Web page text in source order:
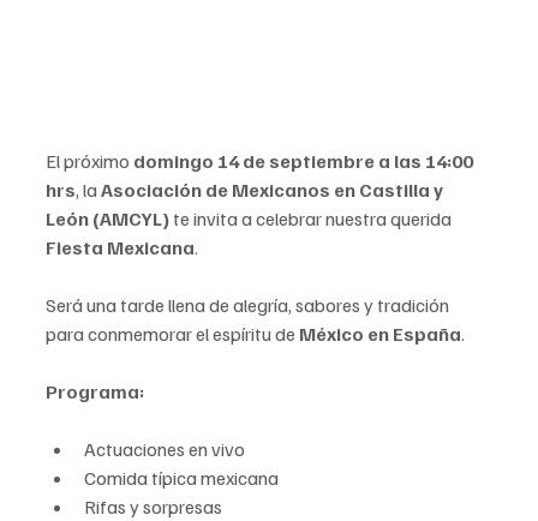
El próximo domingo 14 de septiembre a las 14:00
hrs, la Asociación de Mexicanos en Castilla y
León (AMCYL) te invita a celebrar nuestra querida
Fiesta Mexicana.
Será una tarde llena de alegría, sabores y tradición
para conmemorar el espíritu de México en España.
Programa:
Actuaciones en vivo
Comida típica mexicana
Rifas y sorpresas